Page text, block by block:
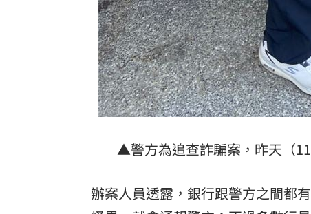
▲警方為追查詐騙案，昨天（
辦案人員透露，銀行跟警方之間都